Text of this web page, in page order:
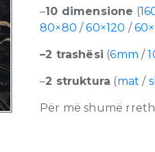
–10 dimensione (
80×80 /60×120 /
–2 trashësi (6mm /
–2 struktura (mat /
Për më shumë